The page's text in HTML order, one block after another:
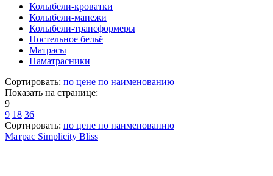
Колыбели-кроватки
Колыбели-манежи
Колыбели-трансформеры
Постельное бельё
Матрасы
Наматрасники
Сортировать: по цене по наименованию
Показать на странице:
9
9 18 36
Сортировать: по цене по наименованию
Матрас Simplicity Bliss